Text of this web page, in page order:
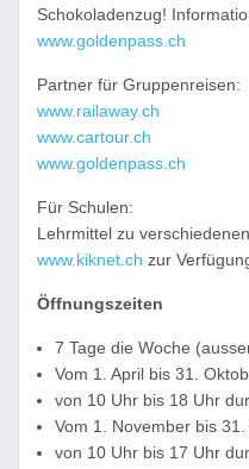
Schokoladenzug!
www.goldenpass.ch
Partner für Gruppenreisen:
www.railaway.ch
www.cartour.ch
www.goldenpass.ch
Für Schulen:
Lehrmittel zu
www.kiknet.ch zur
Öffnungszeiten
7 Tage die Woche
Vom 1. April bis 31.
von 10 Uhr bis 18 Uhr
Vom 1. November bis
von 10 Uhr bis 17 Uhr